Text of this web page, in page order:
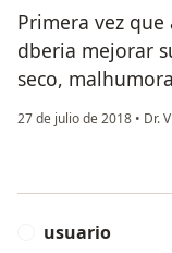
Primera vez
dberia mejorar
seco,
27 de julio de 2018 • Dr.
usuario